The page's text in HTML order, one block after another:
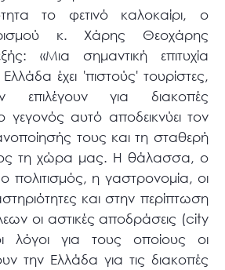
το φετινό καλοκαίρι, ο
κ. Χάρης Θεοχάρης
«Μια σημαντική επιτυχία
έχει 'πιστούς' τουρίστες,
επιλέγουν για διακοπές
γεγονός αυτό αποδεικνύει τον
τους και τη σταθερή
τη χώρα μας. Η θάλασσα, ο
πολιτισμός, η γαστρονομία, οι
και στην περίπτωση
οι αστικές αποδράσεις (city
λόγοι για τους οποίους οι
την Ελλάδα για τις διακοπές